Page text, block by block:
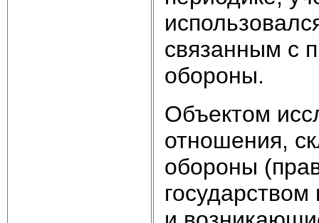
связанным с
обороны.
Объектом
отношения,
обороны